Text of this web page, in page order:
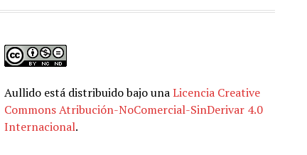
Aullidoestá distribuido bajo unaLicencia Creative
Commons Atribución-NoComercial-SinDerivar 4.0
Internacional.